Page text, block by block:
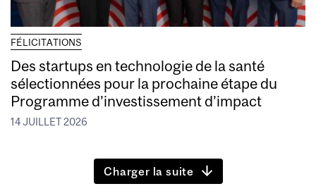
FÉLICITATIONS
Des startups en technologie de la santé
sélectionnées pour la prochaine étape du
Programme d’investissement d’impact
14 JUILLET 2026
Charger la suite